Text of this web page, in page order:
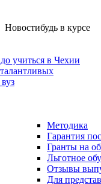
Новостибудь в курсе
учиться в Чехии
Методика
Гарантия
Гранты на
Льготное
Отзывы
Для